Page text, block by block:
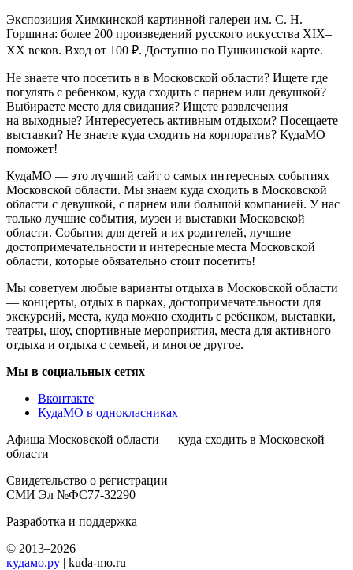
Экспозиция Химкинской картинной галереи им. С. Н.
Горшина: более 200 произведений русского искусства XIX–
XX веков. Вход от 100 ₽. Доступно по Пушкинской карте.
Не знаете что посетить в в Московской области? Ищете где
погулять с ребенком, куда сходить с парнем или девушкой?
Выбираете место для свидания? Ищете развлечения
на выходные? Интересуетесь активным отдыхом? Посещаете
выставки? Не знаете куда сходить на корпоратив? КудаМО
поможет!
КудаМО — это лучший сайт о самых интересных событиях
Московской области. Мы знаем куда сходить в Московской
области с девушкой, с парнем или большой компанией. У нас
только лучшие события, музеи и выставки Московской
области. События для детей и их родителей, лучшие
достопримечательности и интересные места Московской
области, которые обязательно стоит посетить!
Мы советуем любые варианты отдыха в Московской области
— концерты, отдых в парках, достопримечательности для
экскурсий, места, куда можно сходить с ребенком, выставки,
театры, шоу, спортивные мероприятия, места для активного
отдыха и отдыха с семьей, и многое другое.
Мы в социальных сетях
Вконтакте
КудаМО в однокласниках
Афиша Московской области — куда сходить в Московской
области
Свидетельство о регистрации
СМИ Эл №ФС77-32290
Разработка и поддержка —
© 2013–2026
кудамо.ру | kuda-mo.ru